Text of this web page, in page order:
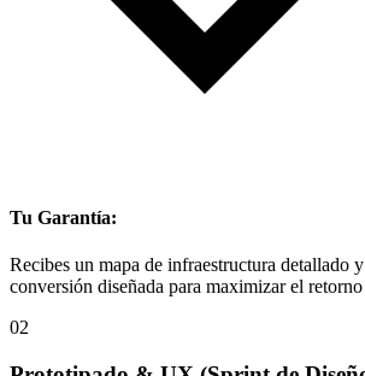
Tu Garantía:
Recibes un mapa de infraestructura detallado
conversión diseñada para maximizar el
02